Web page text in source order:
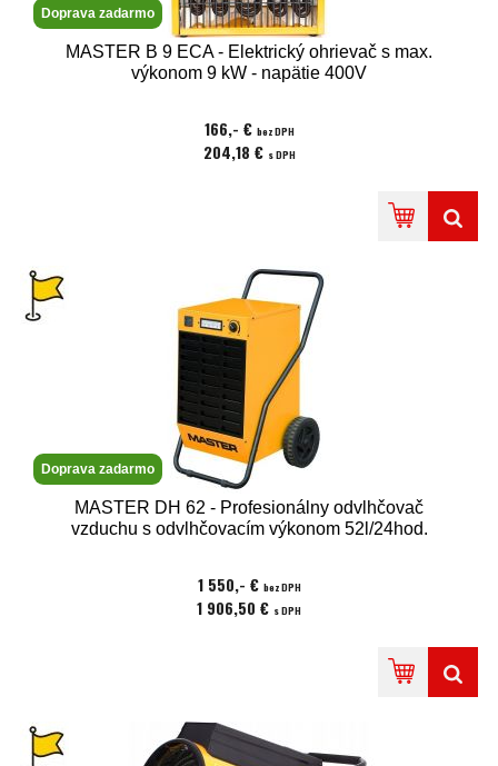
Doprava zadarmo
MASTER B 9 ECA - Elektrický ohrievač s max.
výkonom 9 kW - napätie 400V
166,- € bez DPH
204,18 € s DPH
Doprava zadarmo
MASTER DH 62 - Profesionálny odvlhčovač
vzduchu s odvlhčovacím výkonom 52l/24hod.
1 550,- € bez DPH
1 906,50 € s DPH